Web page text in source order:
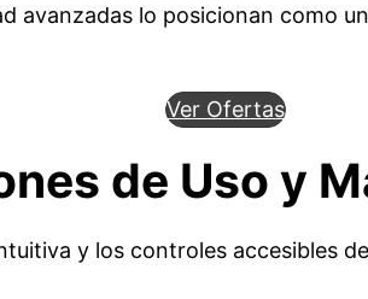
avanzadas lo posicionan como
Ver Ofertas
de Uso y
y los controles accesibles